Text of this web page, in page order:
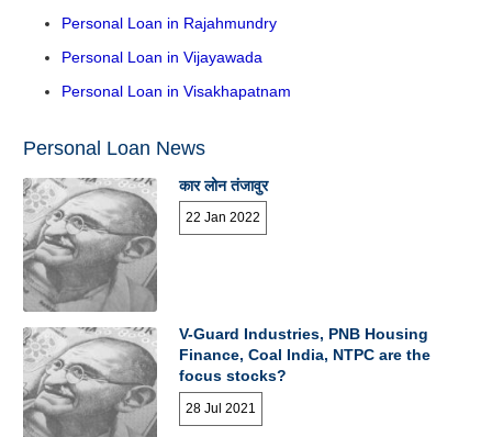
Personal Loan in Rajahmundry
Personal Loan in Vijayawada
Personal Loan in Visakhapatnam
Personal Loan News
कार लोन तंजावुर
22 Jan 2022
V-Guard Industries, PNB Housing
Finance, Coal India, NTPC are the
focus stocks?
28 Jul 2021